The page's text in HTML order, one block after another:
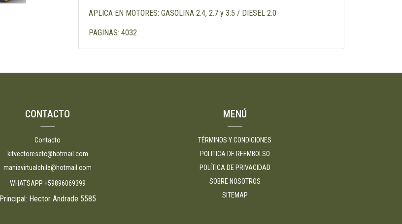
APLICA EN MOTORES: GASOLINA 2.4, 2.7 y 3.5 / DIESEL 2.0
PAGINAS: 4032
CONTACTO
Contacto
kitvectoresetc@hotmail.com
maniavirtualchile@hotmail.com
WHATSAPP +59896069399
Principal: Hector Andrade 5585
MENÚ
TÉRMINOS Y CONDICIONES
POLITICA DE REEMBOLSO
POLÍTICA DE PRIVACIDAD
SOBRE NOSOTROS
SITEMAP